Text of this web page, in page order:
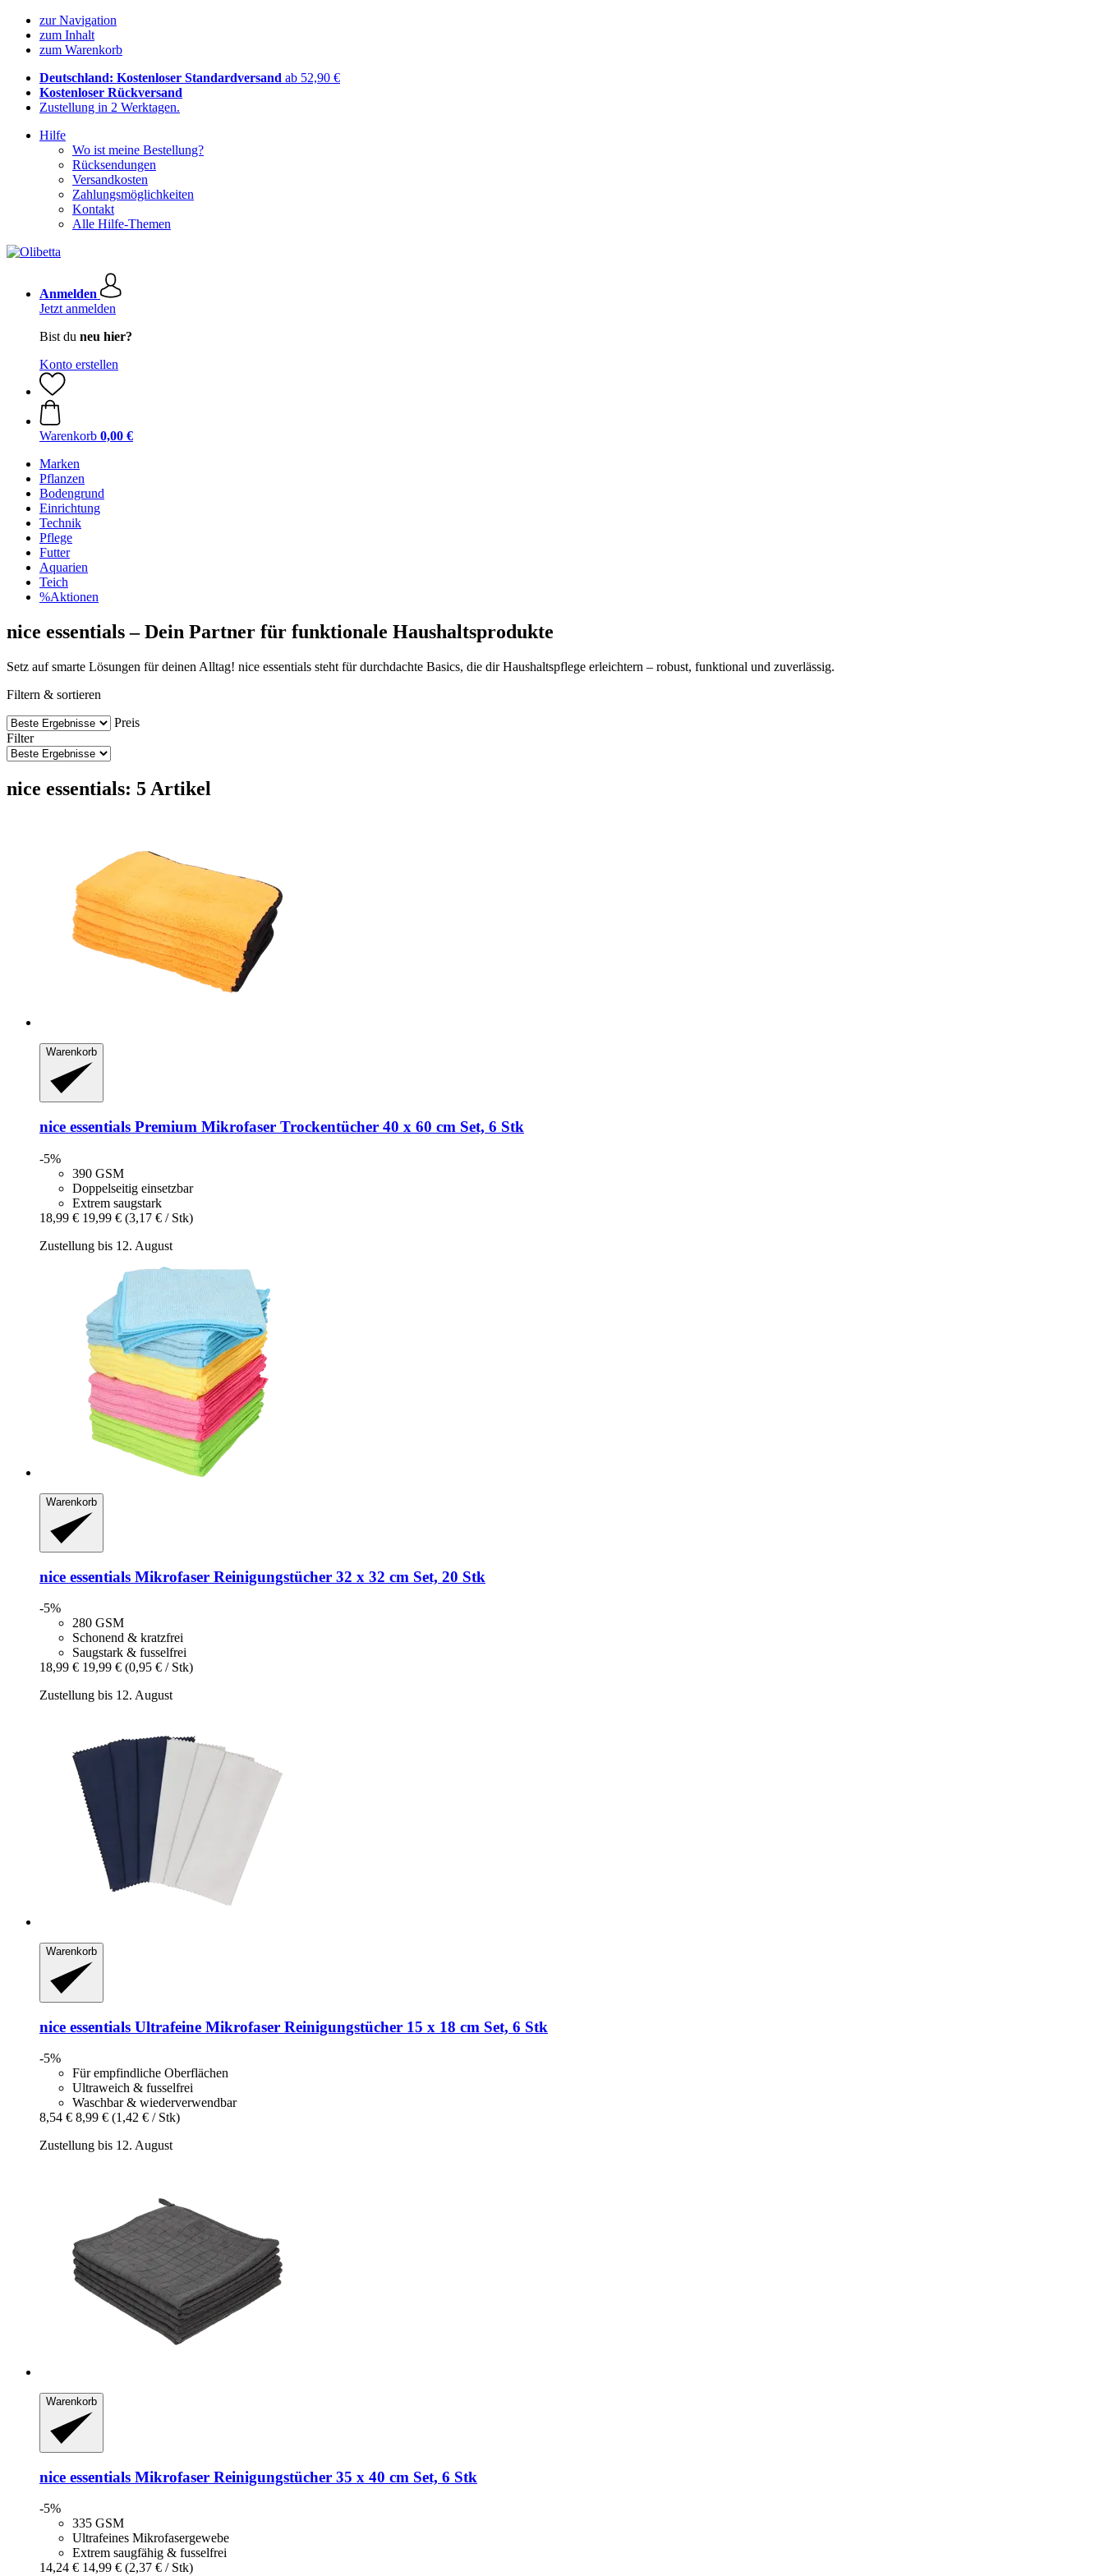
zur Navigation
zum Inhalt
zum Warenkorb
Deutschland: Kostenloser Standardversand ab 52,90 €
Kostenloser Rückversand
Zustellung in 2 Werktagen.
Hilfe
Wo ist meine Bestellung?
Rücksendungen
Versandkosten
Zahlungsmöglichkeiten
Kontakt
Alle Hilfe-Themen
Anmelden
Jetzt anmelden
Bist du neu hier?
Konto erstellen
Warenkorb 0,00 €
Marken
Pflanzen
Bodengrund
Einrichtung
Technik
Pflege
Futter
Aquarien
Teich
%Aktionen
nice essentials – Dein Partner für funktionale Haushaltsprodukte
Setz auf smarte Lösungen für deinen Alltag! nice essentials steht für durchdachte Basics, die dir Haushaltspflege erleichtern – robust, funktional und zuverlässig.
Filtern & sortieren
Preis
Filter
nice essentials: 5 Artikel
Warenkorb
nice essentials Premium Mikrofaser Trockentücher 40 x 60 cm Set, 6 Stk
-5%
390 GSM
Doppelseitig einsetzbar
Extrem saugstark
18,99 € 19,99 € (3,17 € / Stk)
Zustellung bis 12. August
Warenkorb
nice essentials Mikrofaser Reinigungstücher 32 x 32 cm Set, 20 Stk
-5%
280 GSM
Schonend & kratzfrei
Saugstark & fusselfrei
18,99 € 19,99 € (0,95 € / Stk)
Zustellung bis 12. August
Warenkorb
nice essentials Ultrafeine Mikrofaser Reinigungstücher 15 x 18 cm Set, 6 Stk
-5%
Für empfindliche Oberflächen
Ultraweich & fusselfrei
Waschbar & wiederverwendbar
8,54 € 8,99 € (1,42 € / Stk)
Zustellung bis 12. August
Warenkorb
nice essentials Mikrofaser Reinigungstücher 35 x 40 cm Set, 6 Stk
-5%
335 GSM
Ultrafeines Mikrofasergewebe
Extrem saugfähig & fusselfrei
14,24 € 14,99 € (2,37 € / Stk)